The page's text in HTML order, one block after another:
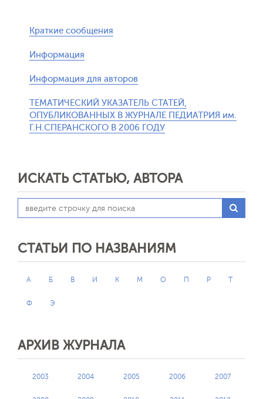
Краткие сообщения
Информация
Информация для авторов
ТЕМАТИЧЕСКИЙ УКАЗАТЕЛЬ СТАТЕЙ,
ОПУБЛИКОВАННЫХ В ЖУРНАЛЕ ПЕДИАТРИЯ им.
Г.Н.СПЕРАНСКОГО В 2006 ГОДУ
ИСКАТЬ СТАТЬЮ, АВТОРА
СТАТЬИ ПО НАЗВАНИЯМ
А Б В И К М О П Р Т
Ф Э
АРХИВ ЖУРНАЛА
2003 2004 2005 2006 2007